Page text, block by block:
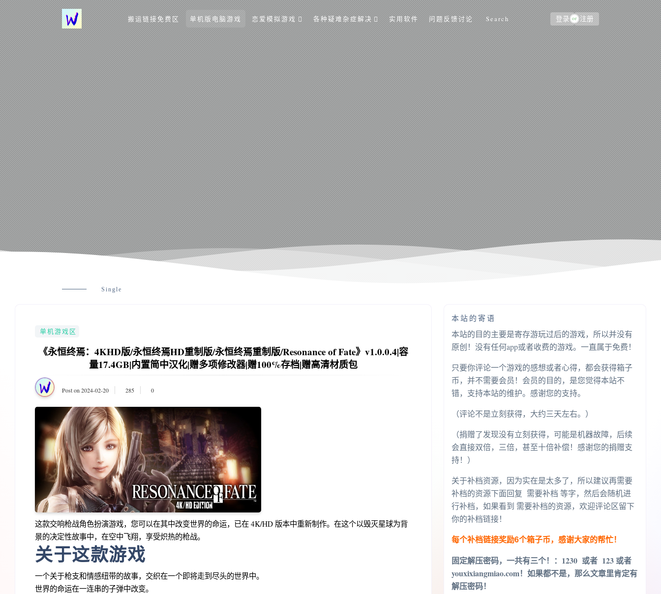
搬运链接免费区 单机版电脑游戏 恋爱模拟游戏 各种疑难杂症解决 实用软件 问题反馈讨论 Search 登录 or 注册
Single
单机游戏区
《永恒终焉：4KHD版/永恒终焉HD重制版/永恒终焉重制版/Resonance of Fate》v1.0.0.4|容
量17.4GB|内置简中汉化|赠多项修改器|赠100%存档|赠高清材质包
Post on 2024-02-20 285 0
这款交响枪战角色扮演游戏，您可以在其中改变世界的命运，已在 4K/HD 版本中重新制作。在这个以毁灭星球为背
景的决定性故事中，在空中飞翔，享受炽热的枪战。
关于这款游戏
一个关于枪支和情感纽带的故事，交织在一个即将走到尽头的世界中。
世界的命运在一连串的子弹中改变。
本站的寄语
本站的目的主要是寄存游玩过后的游戏，所以并没有
原创！没有任何app或者收费的游戏。一直属于免费！
只要你评论一个游戏的感想或者心得，都会获得箱子
币，并不需要会员！会员的目的，是您觉得本站不
错，支持本站的维护。感谢您的支持。
（评论不是立刻获得，大约三天左右。）
（捐赠了发现没有立刻获得，可能是机器故障，后续
会直接双倍，三倍，甚至十倍补偿！感谢您的捐赠支
持！）
关于补档资源，因为实在是太多了，所以建议再需要
补档的资源下面回复 需要补档 等字，然后会随机进
行补档，如果看到 需要补档的资源，欢迎评论区留下
你的补档链接！
每个补档链接奖励6个箱子币，感谢大家的帮忙！
固定解压密码，一共有三个！ ：1230 或者 123 或者
youxixiangmiao.com！如果都不是，那么文章里肯定有
解压密码！